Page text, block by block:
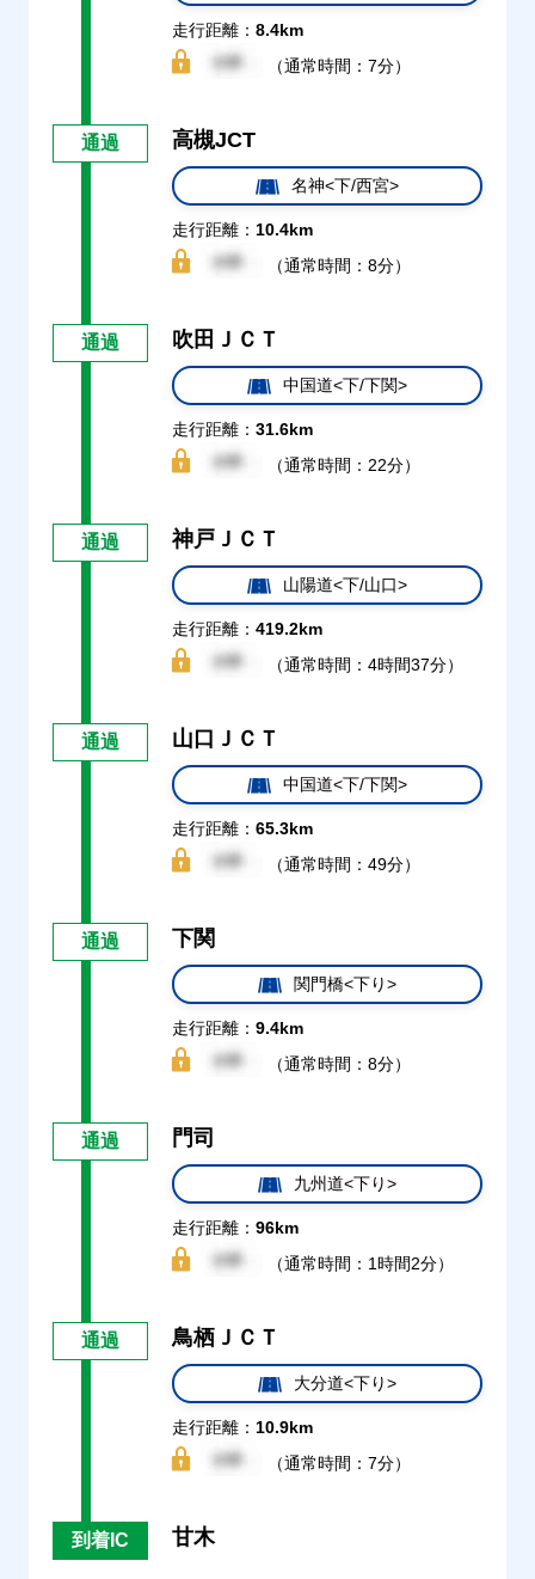
走行距離： 8.4km
（通常時間：7分）
通過 高槻JCT
名神<下/西宮>
走行距離： 10.4km
（通常時間：8分）
通過 吹田ＪＣＴ
中国道<下/下関>
走行距離： 31.6km
（通常時間：22分）
通過 神戸ＪＣＴ
山陽道<下/山口>
走行距離： 419.2km
（通常時間：4時間37分）
通過 山口ＪＣＴ
中国道<下/下関>
走行距離： 65.3km
（通常時間：49分）
通過 下関
関門橋<下り>
走行距離： 9.4km
（通常時間：8分）
通過 門司
九州道<下り>
走行距離： 96km
（通常時間：1時間2分）
通過 鳥栖ＪＣＴ
大分道<下り>
走行距離： 10.9km
（通常時間：7分）
到着IC 甘木